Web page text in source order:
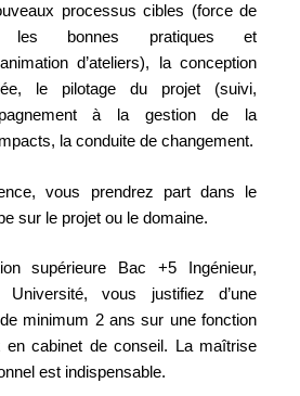
processus cibles (force de
les bonnes pratiques et
d’ateliers), la conception
le pilotage du projet (suivi,
à la gestion de la
la conduite de changement.
vous prendrez part dans le
sur le projet ou le domaine.
supérieure Bac +5 Ingénieur,
vous justifiez d’une
minimum 2 ans sur une fonction
en cabinet de conseil. La maîtrise
est indispensable.